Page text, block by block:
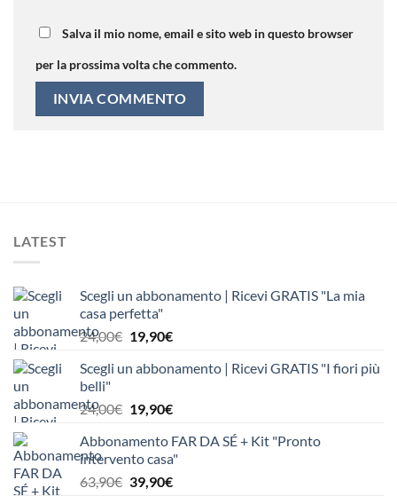
Salva il mio nome, email e sito web in questo browser
per la prossima volta che commento.
LATEST
Scegli un abbonamento | Ricevi GRATIS "La mia
casa perfetta"
24,00€ Il
originale
24,00€.
19,90€Il
attuale
19,90€.
Scegli un abbonamento | Ricevi GRATIS "I fiori più
belli"
24,00€ Il
originale
era:
24,00€.
19,90€Il
attuale
è:
19,90€.
Abbonamento FAR DA SÉ + Kit "Pronto
intervento casa"
63,90€ Il
39,90€Il